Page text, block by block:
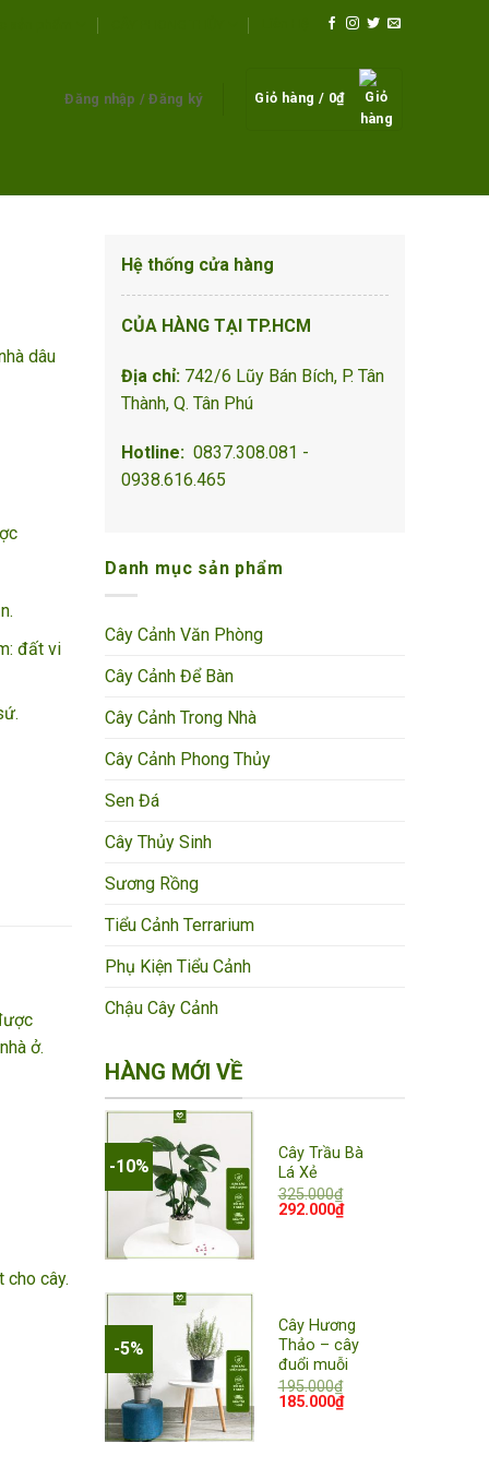
Đăng nhập / Đăng ký Giỏ hàng / 0₫
dâu
đất vi
ở.
cho cây.
Hệ thống cửa hàng
CỦA HÀNG TẠI TP.HCM
Địa chỉ: 742/6 Lũy Bán Bích, P. Tân
Thành, Q. Tân Phú
Hotline: 0837.308.081 -
0938.616.465
Danh mục sản phẩm
Cây Cảnh Văn Phòng
Cây Cảnh Để Bàn
Cây Cảnh Trong Nhà
Cây Cảnh Phong Thủy
Sen Đá
Cây Thủy Sinh
Sương Rồng
Tiểu Cảnh Terrarium
Phụ Kiện Tiểu Cảnh
Chậu Cây Cảnh
HÀNG MỚI VỀ
-10%
Add to
wishlist
Cây Trầu Bà
Lá Xẻ
325.000₫
Giá
292.000₫Giá
hiện
-5%
Add to
wishlist
Cây Hương
Thảo – cây
đuổi muỗi
195.000₫
Giá
185.000₫Giá
hiện